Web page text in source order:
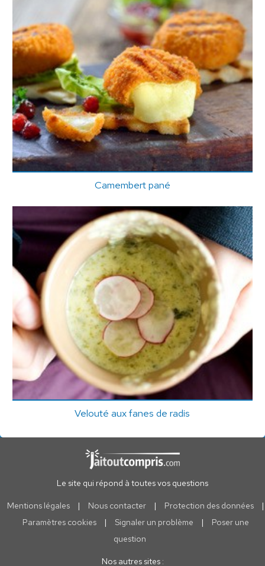
Camembert pané
Velouté aux fanes de radis
Le site qui répond à toutes vos questions
Mentions légales | Nous contacter | Protection des données
|
Paramètres cookies
| Signaler un problème |
Poser une
question
Nos autres sites :